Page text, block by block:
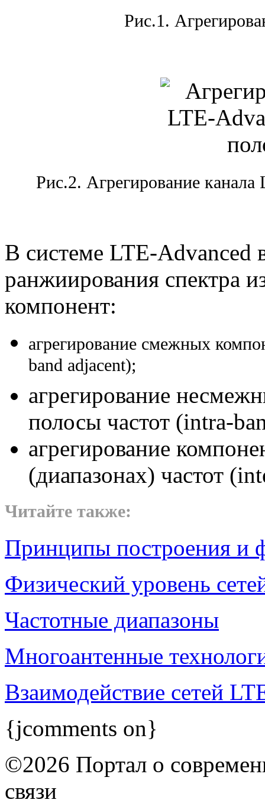
Рис.1.
Рис.2. Агрегирование канала
В системе LTЕ-Advanced
ранжиирования спектра
компонент:
агрегирование смежных
band adjacent);
агрегирование
полосы частот (intra-
агрегирование
(диапазонах) частот
Читайте также:
Принципы построения и
Физический уровень
Частотные диапазоны
Многоантенные
Взаимодействие сетей
{jcomments on}
©2026 Портал о
связи